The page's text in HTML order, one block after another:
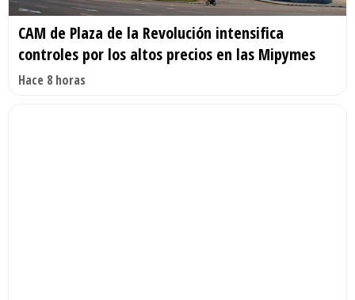
CAM de Plaza de la Revolución intensifica
controles por los altos precios en las Mipymes
Hace 8 horas